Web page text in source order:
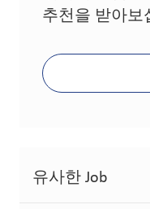
추천을 받아보
유사한 Job